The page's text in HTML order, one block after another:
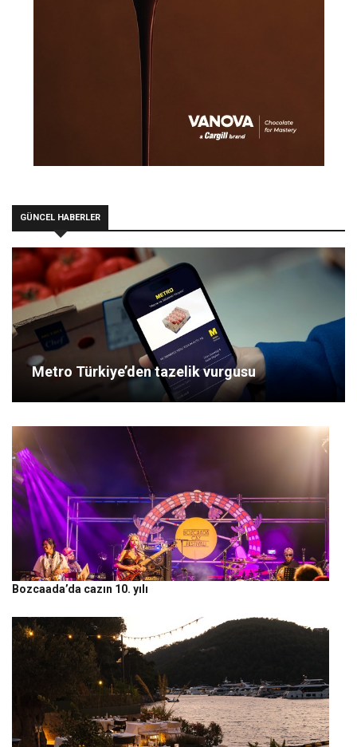
GÜNCEL HABERLER
Metro Türkiye’den tazelik vurgusu
Bozcaada’da cazın 10. yılı